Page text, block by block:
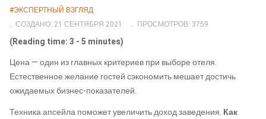
#ЭКСПЕРТНЫЙ ВЗГЛЯД
СОЗДАНО: 21 СЕНТЯБРЯ 2021
ПРОСМОТРОВ: 3759
(Reading time: 3 - 5 minutes)
Цена — один из главных критериев при выборе отеля.
Естественное желание гостей сэкономить мешает достичь
ожидаемых бизнес-показателей.
Техника апсейла поможет увеличить доход заведения. Как